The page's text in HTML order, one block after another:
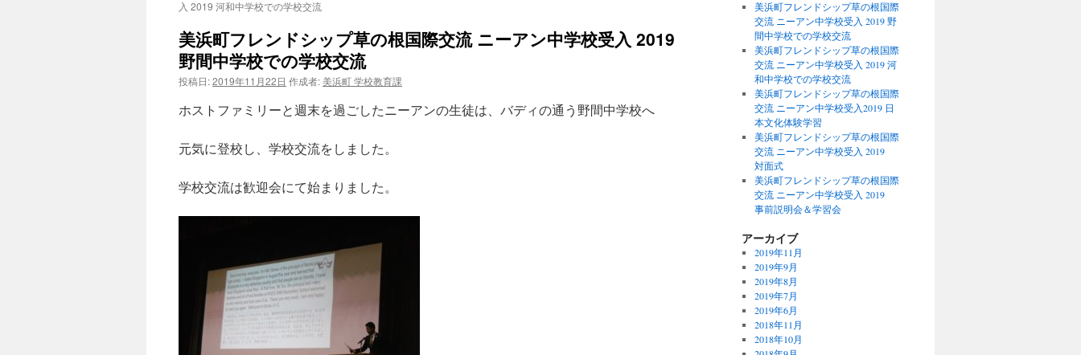
入 2019 河和中学校での学校交流
美浜町フレンドシップ草の根国際交流 ニーアン中学校受入 2019
野間中学校での学校交流
投稿日:2019年11月22日 作成者:美浜町 学校教育課
ホストファミリーと週末を過ごしたニーアンの生徒は、バディの通う野間中学校へ
元気に登校し、学校交流をしました。
学校交流は歓迎会にて始まりました。
美浜町フレンドシップ草の根国際
交流 ニーアン中学校受入 2019 野
間中学校での学校交流
美浜町フレンドシップ草の根国際
交流 ニーアン中学校受入 2019 河
和中学校での学校交流
美浜町フレンドシップ草の根国際
交流 ニーアン中学校受入2019 日
本文化体験学習
美浜町フレンドシップ草の根国際
交流 ニーアン中学校受入 2019
対面式
美浜町フレンドシップ草の根国際
交流 ニーアン中学校受入 2019
事前説明会＆学習会
アーカイブ
2019年11月
2019年9月
2019年8月
2019年7月
2019年6月
2018年11月
2018年10月